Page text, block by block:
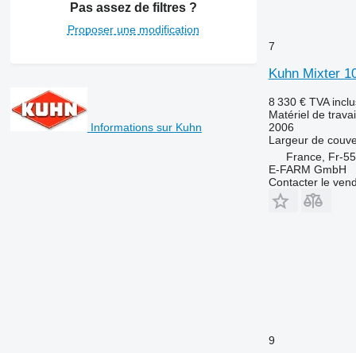
Pas assez de filtres ?
Proposer une modification
Informations sur Kuhn
7
Kuhn Mixter
8 330 € TVA
Matériel de
2006
Largeur de
France, Fr-
E-FARM GmbH
Contacter le
9